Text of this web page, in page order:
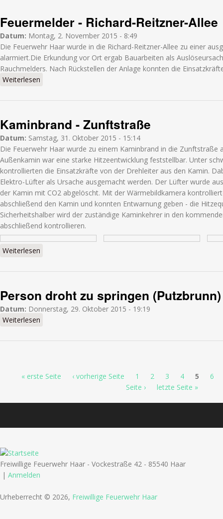
Feuermelder - Richard-Reitzner-Allee
Datum: Montag, 2. November 2015 - 8:49
Die Feuerwehr Haar wurde in die Richard-Reitzner-Allee zu einer
alarmiert.Die Erkundung vor Ort ergab Bauarbeiten als
Rauchmelders. Nach Rückstellen der Anlage konnten die
Weiterlesen
Kaminbrand - Zunftstraße
Datum: Samstag, 31. Oktober 2015 - 15:14
Die Feuerwehr Haar wurde zu einem Kaminbrand in die Zunftstraße
Außenkamin war eine starke Hitzeentwicklung feststellbar. Unter
kontrollierten die Einsatzkräfte von der Drehleiter aus den Kamin.
Elektro-Lüfter als Ursache ausgemacht werden. Der Lüfter wurde
der Kamin mit CO2 abgelöscht. Mit der Wärmebildkamera
abschließend den Kamin und konnten Entwarnung geben - die
Sicherheitshalber wird der zuständige Kaminkehrer in den
abschließend kontrollieren.
Weiterlesen
Person droht zu springen (Putzbrunn)
Datum: Donnerstag, 29. Oktober 2015 - 19:19
Weiterlesen
« erste Seite ‹ vorherige Seite 1 2 3 4 5
6
Seite ›
letzte Seite »
Freiwillige Feuerwehr Haar - Vockestraße 42 - 85540 Haar
| Anmelden
Urheberrecht © 2026, Freiwillige Feuerwehr Haar